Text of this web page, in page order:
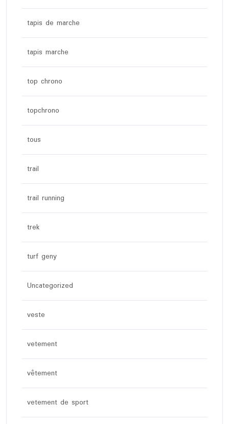
tapis de marche
tapis marche
top chrono
topchrono
tous
trail
trail running
trek
turf geny
Uncategorized
veste
vetement
vêtement
vetement de sport